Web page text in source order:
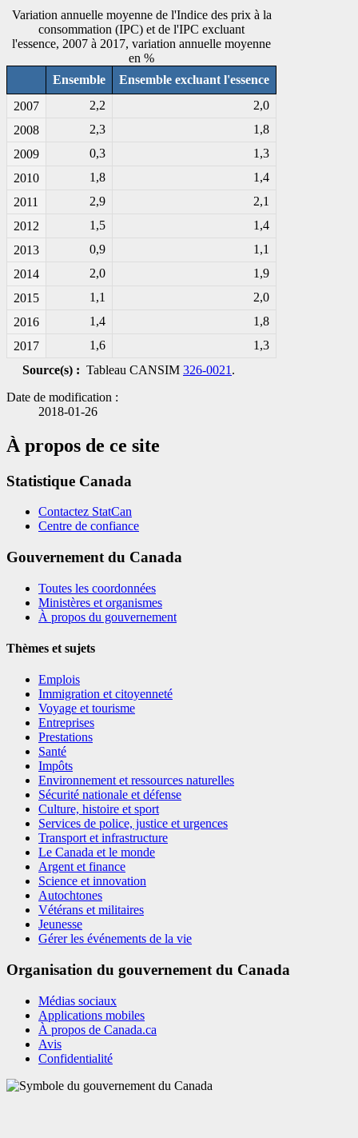
Variation annuelle moyenne de l'Indice des prix à la
consommation (IPC) et de l'IPC excluant
l'essence, 2007 à 2017, variation annuelle moyenne
en %
Ensemble
Ensemble excluant l'essence
2007
2,2
2,0
2008
2,3
1,8
2009
0,3
1,3
2010
1,8
1,4
2011
2,9
2,1
2012
1,5
1,4
2013
0,9
1,1
2014
2,0
1,9
2015
1,1
2,0
2016
1,4
1,8
2017
1,6
1,3
Source(s) : Tableau CANSIM 326-0021 .
Date de modification :
2018-01-26
À propos de ce site
Statistique Canada
Contactez StatCan
Centre de confiance
Gouvernement du Canada
Toutes les coordonnées
Ministères et organismes
À propos du gouvernement
Thèmes et sujets
Emplois
Immigration et citoyenneté
Voyage et tourisme
Entreprises
Prestations
Santé
Impôts
Environnement et ressources naturelles
Sécurité nationale et défense
Culture, histoire et sport
Services de police, justice et urgences
Transport et infrastructure
Le Canada et le monde
Argent et finance
Science et innovation
Autochtones
Vétérans et militaires
Jeunesse
Gérer les événements de la vie
Organisation du gouvernement du Canada
Médias sociaux
Applications mobiles
À propos de Canada.ca
Avis
Confidentialité